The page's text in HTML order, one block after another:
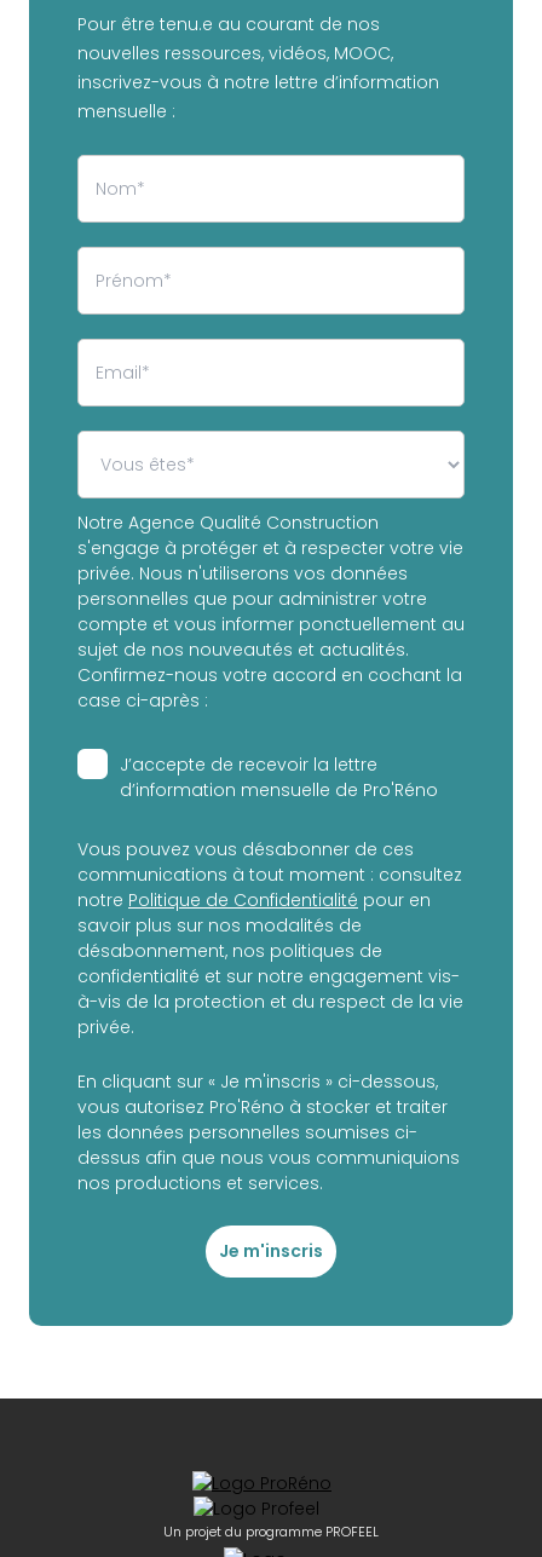
Pour être tenu.e au courant de nos
nouvelles ressources, vidéos, MOOC,
inscrivez-vous à notre lettre d’information
mensuelle :
Notre Agence Qualité Construction
s'engage à protéger et à respecter votre vie
privée. Nous n'utiliserons vos données
personnelles que pour administrer votre
compte et vous informer ponctuellement au
sujet de nos nouveautés et actualités.
Confirmez-nous votre accord en cochant la
case ci-après :
J’accepte de recevoir la lettre
d’information mensuelle de Pro'Réno
Vous pouvez vous désabonner de ces
communications à tout moment : consultez
notre Politique de Confidentialité pour en
savoir plus sur nos modalités de
désabonnement, nos politiques de
confidentialité et sur notre engagement vis-
à-vis de la protection et du respect de la vie
privée.
En cliquant sur « Je m'inscris » ci-dessous,
vous autorisez Pro'Réno à stocker et traiter
les données personnelles soumises ci-
dessus afin que nous vous communiquions
nos productions et services.
Je m'inscris
Un projet du programme PROFEEL